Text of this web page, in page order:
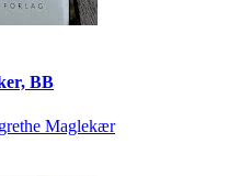
BB
Maglekær